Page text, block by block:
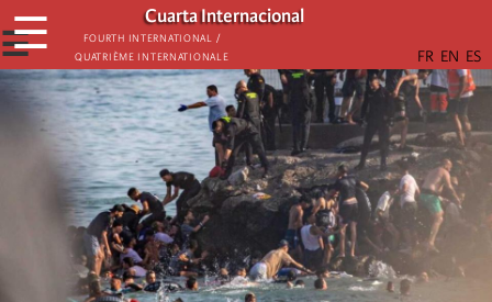
Skip
to
main
content
Cuarta Internacional
Fourth International /
Quatrième internationale
☰
☰